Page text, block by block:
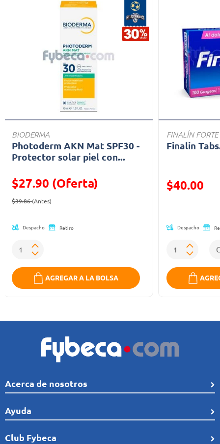
BIODERMA
Photoderm AKN Mat SPF30 -
Protector solar piel con...
$27.90 (Oferta)
Precio reducido de
$39.86(Antes)
Despacho Retiro
AGREGAR A LA BOLSA
FINALÍN FORTE
Finalin
Precio
$40.00
Despacho
Acerca de nosotros
Quiénes Somos
Línea de tiempo
Comunidad
Ayuda
Preguntas frecuentes
Club Fybeca